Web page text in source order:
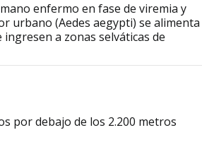
enfermo en fase de viremia y
urbano (Aedes aegypti) se alimenta
a zonas selváticas de
por debajo de los 2.200 metros